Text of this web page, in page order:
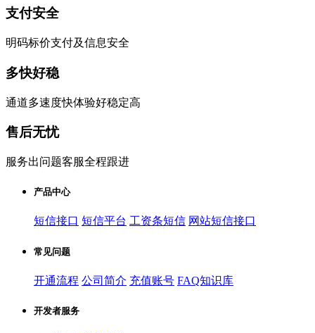
支付安全
明码标价支付及信息安全
多快好稳
通道多速度快体验好稳定高
售后无忧
服务出问题客服全程跟进
产品中心
短信接口 短信平台 工资条短信 网站短信接口
常见问题
开通流程 公司简介 充值账号 FAQ知识库
开发者服务